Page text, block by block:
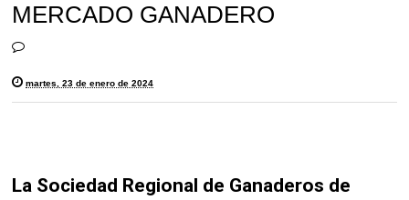
MERCADO GANADERO
martes, 23 de enero de 2024
La Sociedad Regional de Ganaderos de